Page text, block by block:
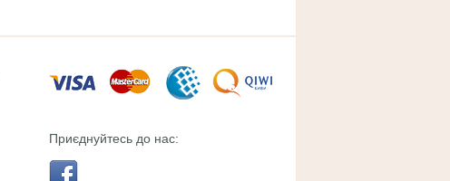
Приєднуйтесь до нас: